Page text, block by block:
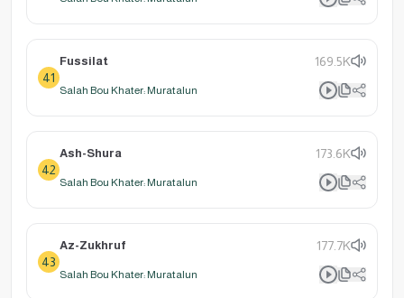
41
Fussilat 169.5K
Salah Bou Khater: Muratalun
42
Ash-Shura 173.6K
Salah Bou Khater: Muratalun
43
Az-Zukhruf 177.7K
Salah Bou Khater: Muratalun